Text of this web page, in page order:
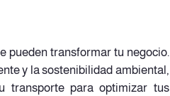
pueden transformar tu negocio.
y la sostenibilidad ambiental,
transporte para optimizar tus